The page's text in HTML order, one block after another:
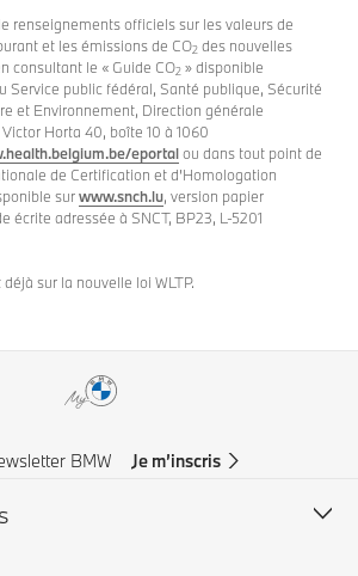
renseignements officiels sur les valeurs de
et les émissions de CO2 des nouvelles
consultant le « Guide CO2 » disponible
Service public fédéral, Santé publique, Sécurité
et Environnement, Direction générale
Horta 40, boîte 10 à 1060
eportalou dans tout point de
de Certification et d’Homologation
surwww.snch.lu, version papier
écrite adressée à SNCT, BP23, L-5201
sur la nouvelle loi WLTP.
BMW Je m’inscris